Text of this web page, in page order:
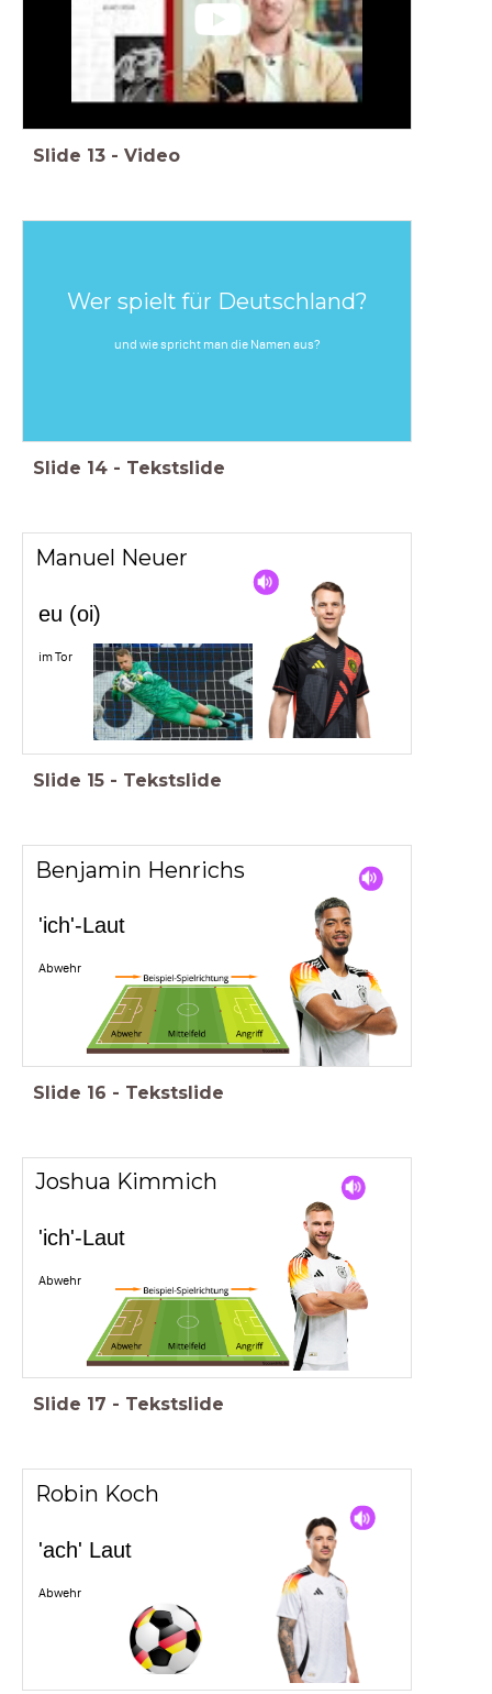
Slide 13 - Video
Wer spielt für Deutschland?
und wie spricht man die Namen aus?
Slide 14 - Tekstslide
eu (oi)
im Tor
Manuel Neuer
Slide 15 - Tekstslide
'ich'-Laut
Abwehr
Benjamin Henrichs
Slide 16 - Tekstslide
'ich'-Laut
Abwehr
Joshua Kimmich
Slide 17 - Tekstslide
'ach' Laut
Abwehr
Robin Koch